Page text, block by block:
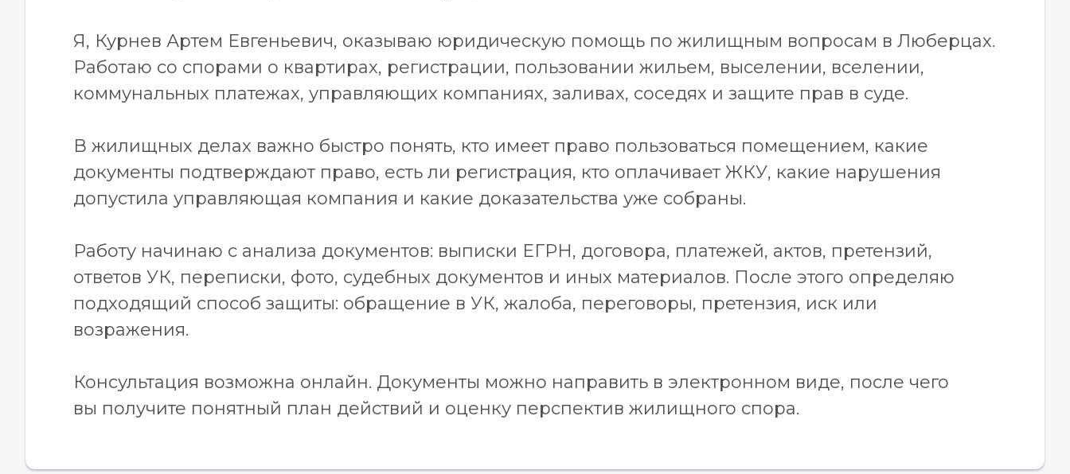
Я, Курнев Артем Евгеньевич, оказываю юридическую помощь по жилищным вопросам в Люберцах.
Работаю со спорами о квартирах, регистрации, пользовании жильем, выселении, вселении,
коммунальных платежах, управляющих компаниях, заливах, соседях и защите прав в суде.
В жилищных делах важно быстро понять, кто имеет право пользоваться помещением, какие
документы подтверждают право, есть ли регистрация, кто оплачивает ЖКУ, какие нарушения
допустила управляющая компания и какие доказательства уже собраны.
Работу начинаю с анализа документов: выписки ЕГРН, договора, платежей, актов, претензий,
ответов УК, переписки, фото, судебных документов и иных материалов. После этого определяю
подходящий способ защиты: обращение в УК, жалоба, переговоры, претензия, иск или
возражения.
Консультация возможна онлайн. Документы можно направить в электронном виде, после чего
вы получите понятный план действий и оценку перспектив жилищного спора.